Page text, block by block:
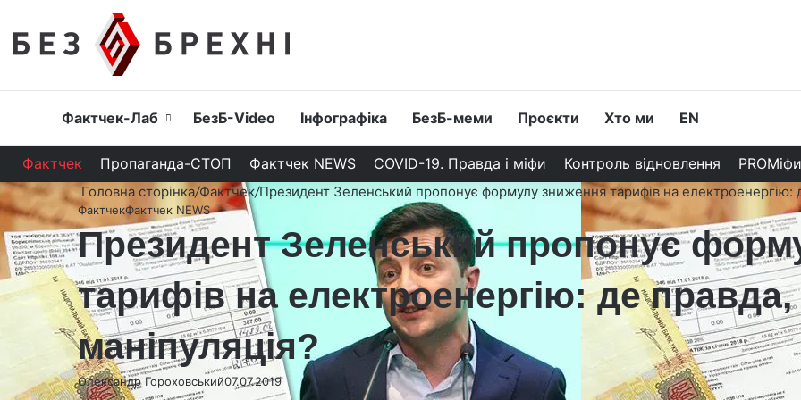
Головна
Фактчек-Лаб БезБ-Video Інфографіка БезБ-меми Проєкти Хто ми EN
Фактчек Пропаганда-СТОП Фактчек NEWS COVID-19. Правда і міфи Контроль відновлення PROМіфи
Головна сторінка/Фактчек/Президент Зеленський пропонує формулу зниження тарифів на електроенергію:
ФактчекФактчек NEWS
Президент Зеленський пропонує
тарифів на електроенергію: де правда,
маніпуляція?
Олександр Гороховський07.07.2019